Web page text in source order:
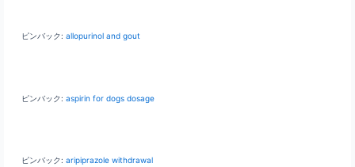
ピンバック: allopurinol and gout
ピンバック: aspirin for dogs dosage
ピンバック: aripiprazole withdrawal